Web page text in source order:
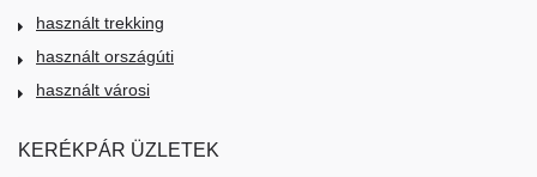
használt trekking
használt országúti
használt városi
KERÉKPÁR ÜZLETEK